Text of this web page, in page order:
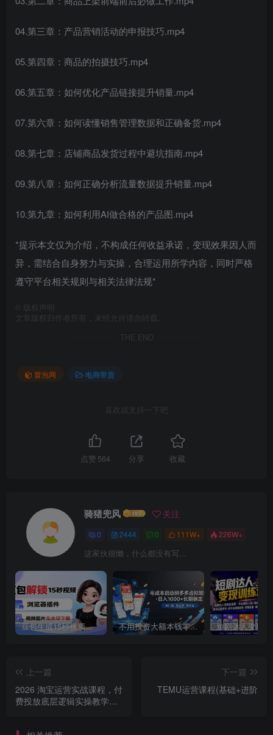
04.第三章：产品营销活动的申报技巧.mp4
05.第四章：商品的拍摄技巧.mp4
06.第五章：如何优化产品链接提升销量.mp4
07.第六章：如何读懂销售管理数据和正确备货.mp4
08.第七章：店铺商品发货过程中避坑指南.mp4
09.第八章：如何正确分析流量数据提升销量.mp4
10.第九章：如何利用AI做合格的产品图.mp4
*提示本文仅为介绍，不构成任何收益承诺，变现效果因人而
异，需结合自身努力与实操，合理运用所学内容，同时严格
遵守平台相关规则与相关法律法规*
版权声明
文章版权归作者所有，未经允许请勿转载。
THE END
冒泡网 电商带货
喜欢就支持一下吧
点赞 564 分享 收藏
骑猪兜风 关注
0 2444 0 111W+ 226W+
这家伙很懒，什么都没有写...
豆包生成15秒视频——浏览器插件：豆包/Dola 视频图片无水印下载 + 解锁15秒视频生成 不用投资大额本钱零成本启动，做拼多多虚拟矩阵，长期稳定！轻松维持日入 1000
上一篇
2026 淘宝运营实战课程，付
费投放底层逻辑实操教学，
下一篇
TEMU运营课程(基础+进阶